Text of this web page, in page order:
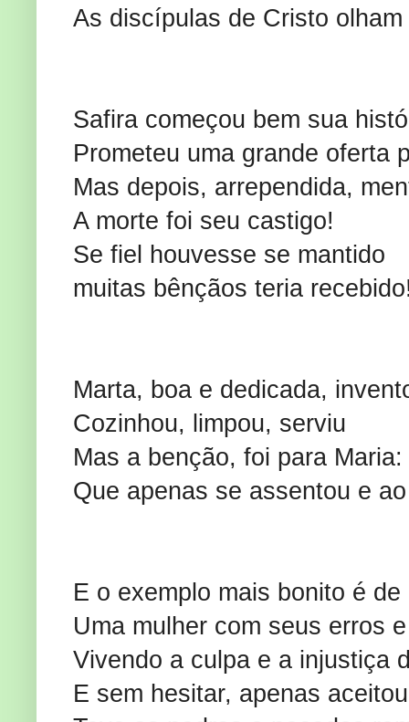
As discípulas de Cristo
Safira começou bem sua
Prometeu uma grande oferta
Mas depois, arrependida,
A morte foi seu castigo!
Se fiel houvesse se mantido
muitas bênçãos teria
Marta, boa e dedicada,
Cozinhou, limpou, serviu
Mas a benção, foi para Maria:
Que apenas se assentou e
E o exemplo mais bonito é
Uma mulher com seus erros
Vivendo a culpa e a injustiça
E sem hesitar, apenas